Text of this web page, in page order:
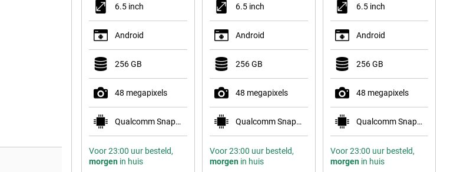
6.5 inch
Android
256 GB
48 megapixels
Qualcomm Snapdragon 8 Elite Gen 5 Mobile Plat
Voor 23:00 uur besteld,
morgen in huis
6.5 inch
Android
256 GB
48 megapixels
Qualcomm Snapdragon 8 Elite Gen 5 Mobile Plat
Voor 23:00 uur besteld,
morgenin huis
6.5 inch
Android
256 GB
48 megapixels
Qualcomm Snapdragon 8 Elite Gen 5 Mobile Plat
Voor 23:00 uur besteld,
morgenin huis